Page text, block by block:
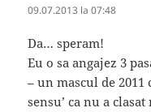
09.07.2013 la 07:48
Da… speram!
Eu o sa angajez 3
– un mascul de
sensu’ ca nu a